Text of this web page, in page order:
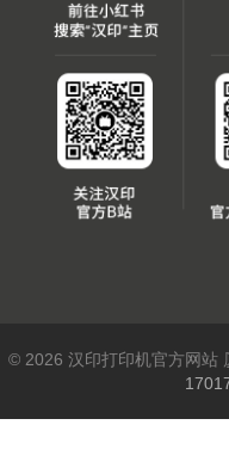
© 2026 汉印打印机官方网站